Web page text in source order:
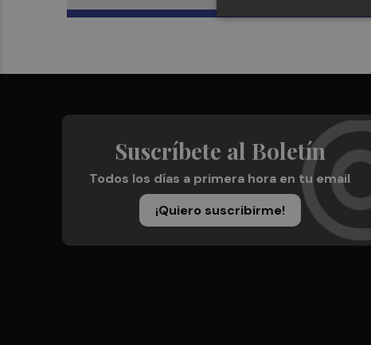
Suscríbete al Boletín
Todos los días a primera hora en tu email
¡Quiero suscribirme!